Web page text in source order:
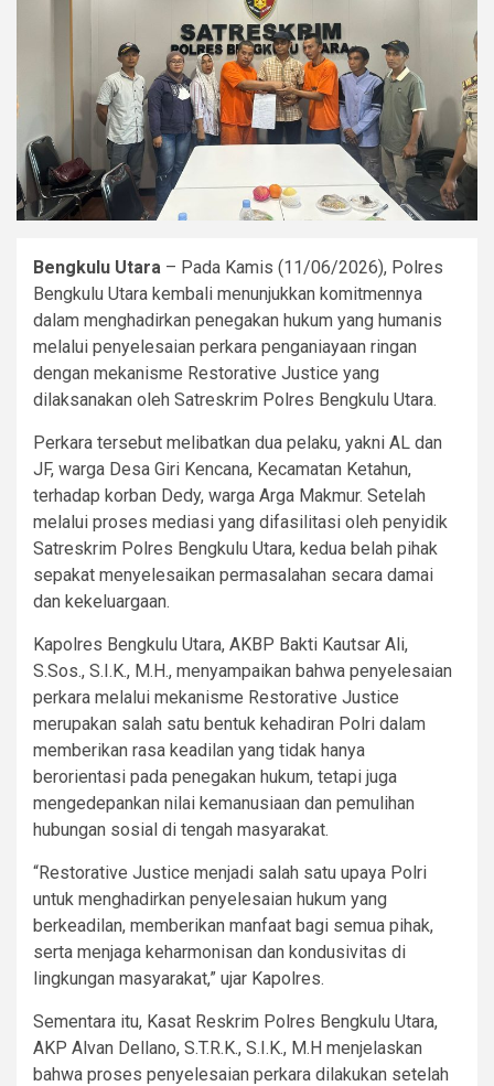
Bengkulu Utara – Pada Kamis (11/06/2026), Polres
Bengkulu Utara kembali menunjukkan komitmennya
dalam menghadirkan penegakan hukum yang humanis
melalui penyelesaian perkara penganiayaan ringan
dengan mekanisme Restorative Justice yang
dilaksanakan oleh Satreskrim Polres Bengkulu Utara.
Perkara tersebut melibatkan dua pelaku, yakni AL dan
JF, warga Desa Giri Kencana, Kecamatan Ketahun,
terhadap korban Dedy, warga Arga Makmur. Setelah
melalui proses mediasi yang difasilitasi oleh penyidik
Satreskrim Polres Bengkulu Utara, kedua belah pihak
sepakat menyelesaikan permasalahan secara damai
dan kekeluargaan.
Kapolres Bengkulu Utara, AKBP Bakti Kautsar Ali,
S.Sos., S.I.K., M.H., menyampaikan bahwa penyelesaian
perkara melalui mekanisme Restorative Justice
merupakan salah satu bentuk kehadiran Polri dalam
memberikan rasa keadilan yang tidak hanya
berorientasi pada penegakan hukum, tetapi juga
mengedepankan nilai kemanusiaan dan pemulihan
hubungan sosial di tengah masyarakat.
“Restorative Justice menjadi salah satu upaya Polri
untuk menghadirkan penyelesaian hukum yang
berkeadilan, memberikan manfaat bagi semua pihak,
serta menjaga keharmonisan dan kondusivitas di
lingkungan masyarakat,” ujar Kapolres.
Sementara itu, Kasat Reskrim Polres Bengkulu Utara,
AKP Alvan Dellano, S.T.R.K., S.I.K., M.H menjelaskan
bahwa proses penyelesaian perkara dilakukan setelah